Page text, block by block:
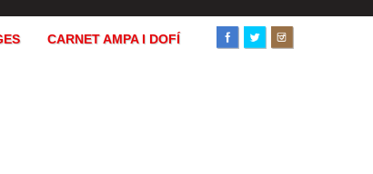
CARNET AMPA I DOFÍ